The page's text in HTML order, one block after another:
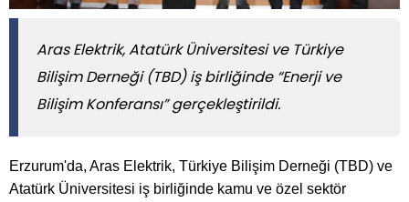
Aras Elektrik, Atatürk Üniversitesi ve Türkiye
Bilişim Derneği (TBD) iş birliğinde “Enerji ve
Bilişim Konferansı” gerçekleştirildi.
Erzurum'da, Aras Elektrik, Türkiye Bilişim Derneği (TBD) ve
Atatürk Üniversitesi iş birliğinde kamu ve özel sektör